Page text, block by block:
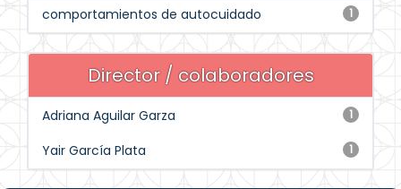
1
comportamientos de autocuidado
Director / colaboradores
1
Adriana Aguilar Garza
1
Yair García Plata